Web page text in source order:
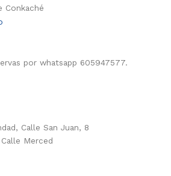
Conkaché
por whatsapp 605947577.
Calle San Juan, 8
Merced